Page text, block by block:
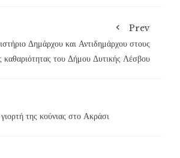
Prev
Δημάρχου και Αντιδημάρχου στους
καθαριότητας του Δήμου Δυτικής Λέσβου
της κούνιας στο Ακράσι